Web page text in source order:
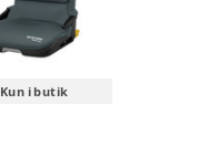
Kun i butik